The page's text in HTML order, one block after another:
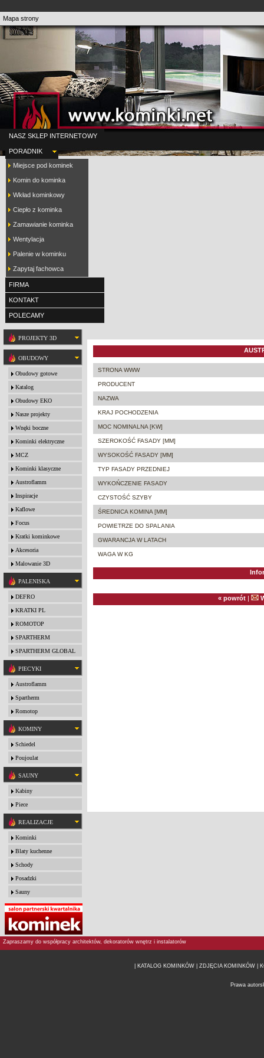
Mapa strony
NASZ SKLEP INTERNETOWY
PORADNIK
Miejsce pod kominek
Komin do kominka
Wkład kominkowy
Ciepło z kominka
Zamawianie kominka
Wentylacja
Palenie w kominku
Zapytaj fachowca
FIRMA
KONTAKT
POLECAMY
PROJEKTY 3D
OBUDOWY
Obudowy gotowe
Katalog
Obudowy EKO
Nasze projekty
Wnęki boczne
Kominki elektryczne
MCZ
Kominki klasyczne
Austroflamm
Inspiracje
Kaflowe
Focus
Kratki kominkowe
Akcesoria
Malowanie 3D
PALENISKA
DEFRO
KRATKI PL
ROMOTOP
SPARTHERM
SPARTHERM GLOBAL
PIECYKI
Austroflamm
Spartherm
Romotop
KOMINY
Schiedel
Poujoulat
SAUNY
Kabiny
Piece
REALIZACJE
Kominki
Blaty kuchenne
Schody
Posadzki
Sauny
STRONA WWW
PRODUCENT
NAZWA
KRAJ POCHODZENIA
MOC NOMINALNA [KW]
SZEROKOŚĆ FASADY [MM]
WYSOKOŚĆ FASADY [MM]
TYP FASADY PRZEDNIEJ
WYKOŃCZENIE FASADY
CZYSTOŚĆ SZYBY
ŚREDNICA KOMINA [MM]
POWIETRZE DO SPALANIA
GWARANCJA W LATACH
WAGA W KG
« powrót |
Zapraszamy do współpracy architektów, dekoratorów wnętrz i instalatorów
| KATALOG KOMINKÓW | ZDJĘCIA KOMINKÓW |
Prawa